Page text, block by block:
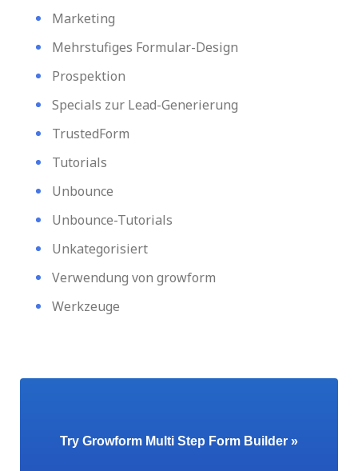
Marketing
Mehrstufiges Formular-Design
Prospektion
Specials zur Lead-Generierung
TrustedForm
Tutorials
Unbounce
Unbounce-Tutorials
Unkategorisiert
Verwendung von growform
Werkzeuge
Try Growform Multi Step Form Builder »